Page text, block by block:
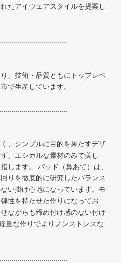
たアイウェアスタイルを提案し
、技術・品質ともにトップレベ
で生産しています。
、シンプルに目的を果たすデザ
、エシカルな素材のみで美し
します。 パッド（鼻あて）は、
りを徹底的に研究したバランス
い掛け心地になっています。モ
性を持たせた作りになってお
ながらも締め付け感のない付け
量な作りでよりノンストレスな